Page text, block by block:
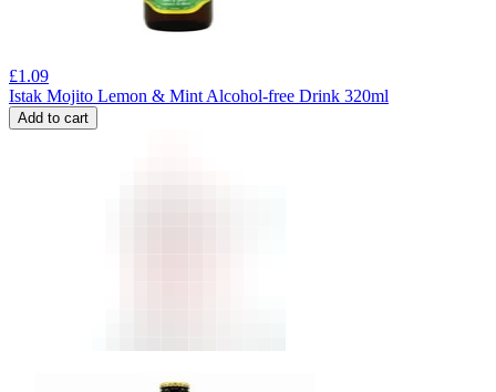
£1.09
Istak Mojito Lemon & Mint Alcohol-free Drink 320ml
Add to cart